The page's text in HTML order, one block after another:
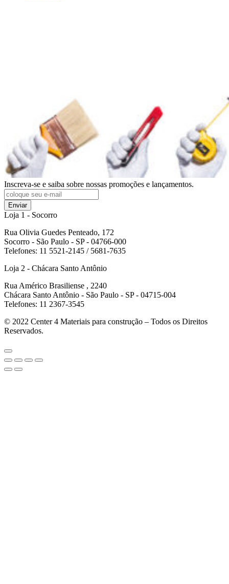
Inscreva-se e saiba sobre nossas promoções e lançamentos.
Enviar
Loja 1 - Socorro
Rua Olivia Guedes Penteado, 172
Socorro - São Paulo - SP - 04766-000
Telefones: 11 5521-2145 / 5681-7635
Loja 2 - Chácara Santo Antônio
Rua Américo Brasiliense , 2240
Chácara Santo Antônio - São Paulo - SP - 04715-004
Telefones: 11 2367-3545
© 2022 Center 4 Materiais para construção – Todos os Direitos
Reservados.